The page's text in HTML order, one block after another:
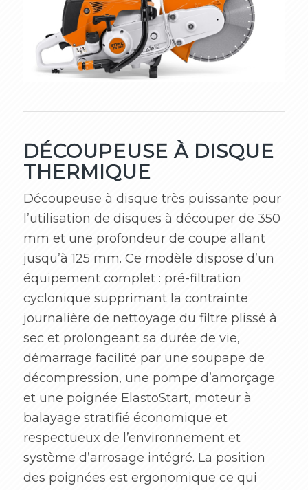
DÉCOUPEUSE À DISQUE
THERMIQUE
Découpeuse à disque très puissante pour
l’utilisation de disques à découper de 350
mm et une profondeur de coupe allant
jusqu’à 125 mm. Ce modèle dispose d’un
équipement complet : pré-filtration
cyclonique supprimant la contrainte
journalière de nettoyage du filtre plissé à
sec et prolongeant sa durée de vie,
démarrage facilité par une soupape de
décompression, une pompe d’amorçage
et une poignée ElastoStart, moteur à
balayage stratifié économique et
respectueux de l’environnement et
système d’arrosage intégré. La position
des poignées est ergonomique ce qui